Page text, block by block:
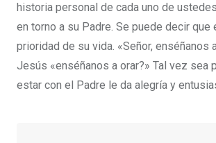
historia personal de cada uno de
en torno a su Padre. Se puede decir
prioridad de su vida. «Señor,
Jesús «enséñanos a orar?» Tal vez sea
estar con el Padre le da alegría y